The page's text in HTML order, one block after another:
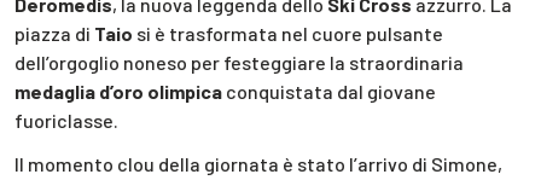
piazza di Taio si è trasformata nel cuore pulsante
dell’orgoglio noneso per festeggiare la straordinaria
medaglia d’oro olimpica conquistata dal giovane
fuoriclasse.
Il momento clou della giornata è stato l’arrivo di Simone,